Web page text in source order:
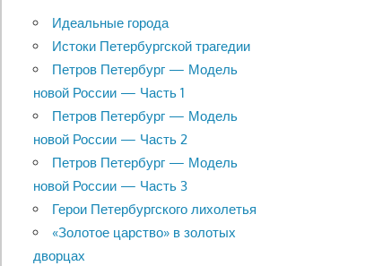
Идеальные города
Истоки Петербургской трагедии
Петров Петербург — Модель
новой России — Часть 1
Петров Петербург — Модель
новой России — Часть 2
Петров Петербург — Модель
новой России — Часть 3
Герои Петербургского лихолетья
«Золотое царство» в золотых
дворцах